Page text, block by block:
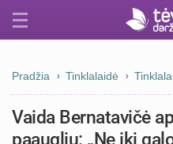
Pradžia Tinklalaidė
Vaida Bernatavičė
paaugliu: „Ne iki